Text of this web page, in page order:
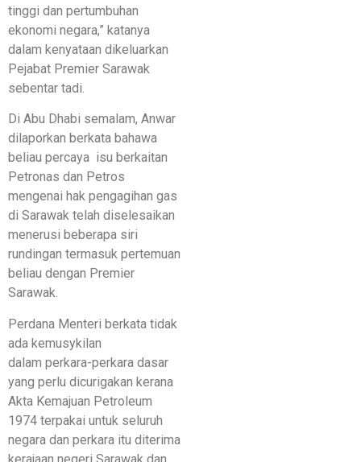
tinggi dan pertumbuhan
ekonomi negara,” katanya
dalam kenyataan dikeluarkan
Pejabat Premier Sarawak
sebentar tadi.
Di Abu Dhabi semalam, Anwar
dilaporkan berkata bahawa
beliau percaya isu berkaitan
Petronas dan Petros
mengenai hak pengagihan gas
di Sarawak telah diselesaikan
menerusi beberapa siri
rundingan termasuk pertemuan
beliau dengan Premier
Sarawak.
Perdana Menteri berkata tidak
ada kemusykilan
dalam perkara-perkara dasar
yang perlu dicurigakan kerana
Akta Kemajuan Petroleum
1974 terpakai untuk seluruh
negara dan perkara itu diterima
kerajaan negeri Sarawak dan